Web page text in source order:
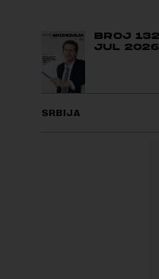
BROJ
JUL
SRBIJA